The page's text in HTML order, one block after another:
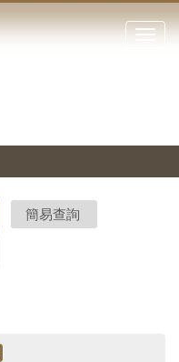
點
閉
站
停、
圖
圖
結
簡易查詢